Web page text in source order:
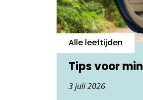
Tips voor
Alle leeftijden
3 juli 2026